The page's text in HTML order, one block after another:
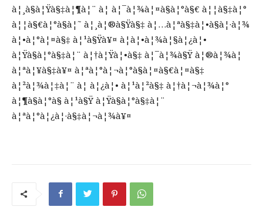
à¦¸à§à¦Ÿà§‡à¦¶à¦¨ à¦ à¦¯à¦¾à¦¤à§à¦°à§€ à¦¦à§‡à¦°
à¦¦à§€à¦°à§à¦˜ à¦¸à¦®à§Ÿà§‡ à¦…à¦ªà§‡à¦•à§à¦·à¦¾
à¦•à¦°à¦¤à§‡ à¦¹à§Ÿà¥¤ à¦à¦•à¦¾à¦§à¦¿à¦•
à¦Ÿà§à¦°à§‡à¦¨ à¦†à¦Ÿà¦•à§‡ à¦¯à¦¾à§Ÿ à¦®à¦¾à¦
à¦ªà¦¥à§‡à¥¤ à¦ªà¦°à¦¬à¦°à§à¦¤à§€à¦¤à§‡
à¦²à¦¾à¦‡à¦¨ à¦ à¦¿à¦• à¦¹à¦²à§‡ à¦†à¦¬à¦¾à¦°
à¦¶à§à¦°à§ à¦¹à§Ÿ à¦Ÿà§à¦°à§‡à¦¨
à¦ªà¦°à¦¿à¦·à§‡à¦¬à¦¾à¥¤